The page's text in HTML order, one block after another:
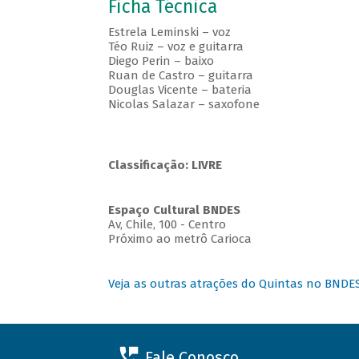
Ficha Técnica
Estrela Leminski – voz
Téo Ruiz – voz e guitarra
Diego Perin – baixo
Ruan de Castro – guitarra
Douglas Vicente – bateria
Nicolas Salazar – saxofone
Classificação: LIVRE
Espaço Cultural BNDES
Av, Chile, 100 - Centro
Próximo ao metrô Carioca
Veja as outras atrações do Quintas no